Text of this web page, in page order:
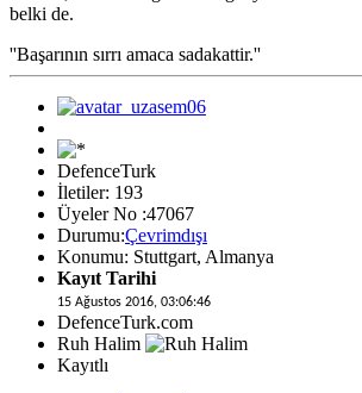
belki de.
''Başarının sırrı amaca sadakattir.''
DefenceTurk
İletiler: 193
Üyeler No :47067
Durumu:Çevrimdışı
Konumu: Stuttgart, Almanya
Kayıt Tarihi
15 Ağustos 2016, 03:06:46
DefenceTurk.com
Ruh Halim
Kayıtlı